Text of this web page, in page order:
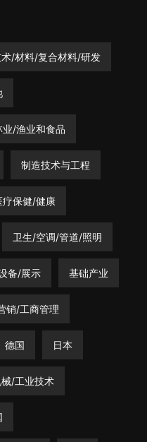
/材料/复合材料/研发
业/渔业和食品
制造技术与工程
疗保健/健康
卫生/空调/管道/照明
备/展示 基础产业
销/工商管理
德国 日本
/工业技术